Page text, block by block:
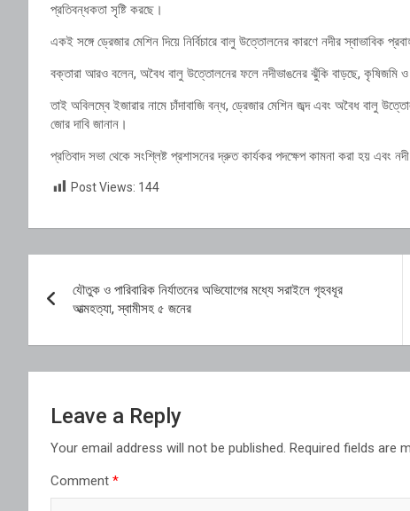
প্রতিবন্ধকতা সৃষ্টি করছে।
একই সঙ্গে ড্রেজার মেশিন দিয়ে নির্বিচারে বালু উত্তোলনের কারণে নদীর স্বাভাবিক
বক্তারা আরও বলেন, অবৈধ বালু উত্তোলনের ফলে নদীভাঙনের ঝুঁকি বাড়ছে, কৃষিজমি
তাই অবিলম্বে ইজারার নামে চাঁদাবাজি বন্ধ, ড্রেজার মেশিন জব্দ এবং অবৈধ বালু
জোর দাবি জানান।
প্রতিবাদ সভা থেকে সংশ্লিষ্ট প্রশাসনের দ্রুত কার্যকর পদক্ষেপ কামনা করা হয় এবং
Post Views: 144
navigation
যৌতুক ও পারিবারিক নির্যাতনের অভিযোগের মধ্যে সরাইলে গৃহবধূর
আত্মহত্যা, স্বামীসহ ৫ জনের
Leave a Reply
Your email address will not be published. Required fields are
Comment *